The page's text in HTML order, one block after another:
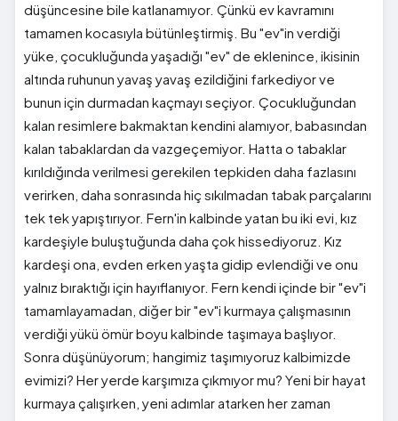
düşüncesine bile katlanamıyor. Çünkü ev kavramını
tamamen kocasıyla bütünleştirmiş. Bu "ev"in verdiği
yüke, çocukluğunda yaşadığı "ev" de eklenince, ikisinin
altında ruhunun yavaş yavaş ezildiğini farkediyor ve
bunun için durmadan kaçmayı seçiyor. Çocukluğundan
kalan resimlere bakmaktan kendini alamıyor, babasından
kalan tabaklardan da vazgeçemiyor. Hatta o tabaklar
kırıldığında verilmesi gerekilen tepkiden daha fazlasını
verirken, daha sonrasında hiç sıkılmadan tabak parçalarını
tek tek yapıştırıyor. Fern'in kalbinde yatan bu iki evi, kız
kardeşiyle buluştuğunda daha çok hissediyoruz. Kız
kardeşi ona, evden erken yaşta gidip evlendiği ve onu
yalnız bıraktığı için hayıflanıyor. Fern kendi içinde bir "ev"i
tamamlayamadan, diğer bir "ev"i kurmaya çalışmasının
verdiği yükü ömür boyu kalbinde taşımaya başlıyor.
Sonra düşünüyorum; hangimiz taşımıyoruz kalbimizde
evimizi? Her yerde karşımıza çıkmıyor mu? Yeni bir hayat
kurmaya çalışırken, yeni adımlar atarken her zaman